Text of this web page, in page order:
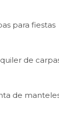
para fiestas
de
de